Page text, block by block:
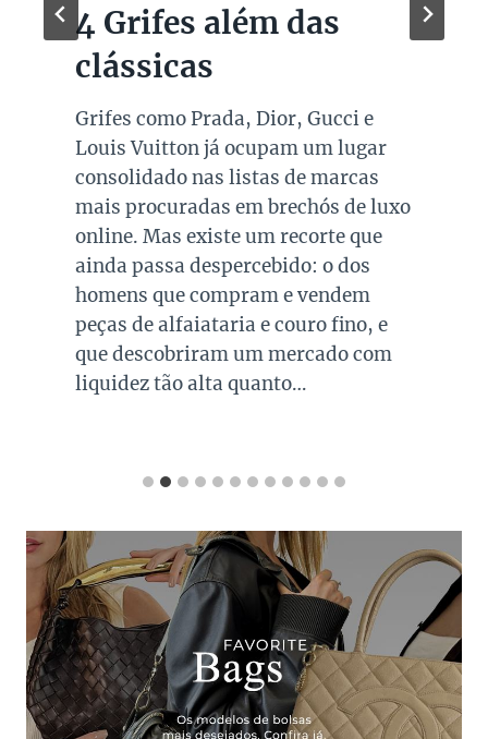
4 Grifes além das
clássicas
Grifes como Prada, Dior, Gucci e
Louis Vuitton já ocupam um lugar
consolidado nas listas de marcas
mais procuradas em brechós de luxo
online. Mas existe um recorte que
ainda passa despercebido: o dos
homens que compram e vendem
peças de alfaiataria e couro fino, e
que descobriram um mercado com
liquidez tão alta quanto…